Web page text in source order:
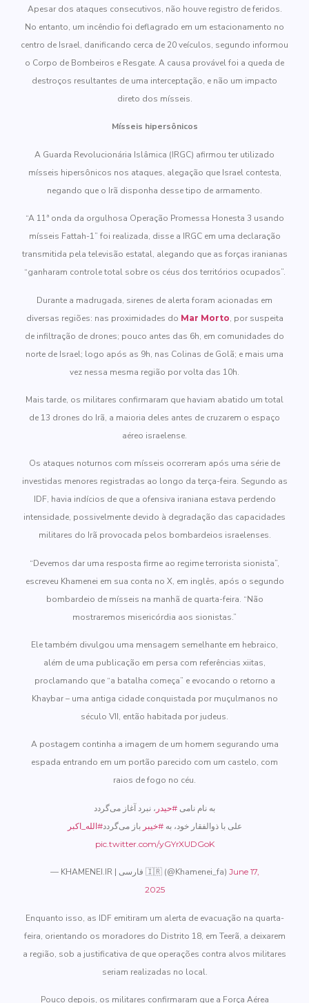
Apesar dos ataques consecutivos, não houve registro de feridos.
No entanto, um incêndio foi deflagrado em um estacionamento no
centro de Israel, danificando cerca de 20 veículos, segundo informou
o Corpo de Bombeiros e Resgate. A causa provável foi a queda de
destroços resultantes de uma interceptação, e não um impacto
direto dos mísseis.
Mísseis hipersônicos
A Guarda Revolucionária Islâmica (IRGC) afirmou ter utilizado
mísseis hipersônicos nos ataques, alegação que Israel contesta,
negando que o Irã disponha desse tipo de armamento.
“A 11ª onda da orgulhosa Operação Promessa Honesta 3 usando
mísseis Fattah-1” foi realizada, disse a IRGC em uma declaração
transmitida pela televisão estatal, alegando que as forças iranianas
“ganharam controle total sobre os céus dos territórios ocupados”.
Durante a madrugada, sirenes de alerta foram acionadas em
diversas regiões: nas proximidades do Mar Morto, por suspeita
de infiltração de drones; pouco antes das 6h, em comunidades do
norte de Israel; logo após as 9h, nas Colinas de Golã; e mais uma
vez nessa mesma região por volta das 10h.
Mais tarde, os militares confirmaram que haviam abatido um total
de 13 drones do Irã, a maioria deles antes de cruzarem o espaço
aéreo israelense.
Os ataques noturnos com mísseis ocorreram após uma série de
investidas menores registradas ao longo da terça-feira. Segundo as
IDF, havia indícios de que a ofensiva iraniana estava perdendo
intensidade, possivelmente devido à degradação das capacidades
militares do Irã provocada pelos bombardeios israelenses.
“Devemos dar uma resposta firme ao regime terrorista sionista”,
escreveu Khamenei em sua conta no X, em inglês, após o segundo
bombardeio de mísseis na manhã de quarta-feira. “Não
mostraremos misericórdia aos sionistas.”
Ele também divulgou uma mensagem semelhante em hebraico,
além de uma publicação em persa com referências xiitas,
proclamando que “a batalha começa” e evocando o retorno a
Khaybar – uma antiga cidade conquistada por muçulmanos no
século VII, então habitada por judeus.
A postagem continha a imagem de um homem segurando uma
espada entrando em um portão parecido com um castelo, com
raios de fogo no céu.
به نام نامی #حیدر ، نبرد آغاز می‌گردد
علی با ذوالفقار خود، به#خیبر باز می‌گردد#الله_اکبر
pic.twitter.com/yGYrXUDGoK
— KHAMENEI.IR | فارسی 🇮🇷 (@Khamenei_fa) June 17,
2025
Enquanto isso, as IDF emitiram um alerta de evacuação na quarta-
feira, orientando os moradores do Distrito 18, em Teerã, a deixarem
a região, sob a justificativa de que operações contra alvos militares
seriam realizadas no local.
Pouco depois, os militares confirmaram que a Força Aérea